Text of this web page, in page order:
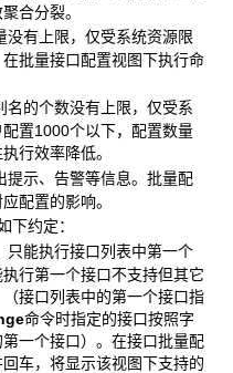
合分裂。
有上限，仅受系统资源限
批量接口配置视图下执行命
的个数没有上限，仅受系
置1000个以下，配置数量
行效率降低。
示、告警等信息。批量配
配置的影响。
下约定：
能执行接口列表中第一个
行第一个接口不支持但其它
接口列表中的第一个接口指
命令时指定的接口按照字
一个接口）。在接口批量配
车，将显示该视图下支持的